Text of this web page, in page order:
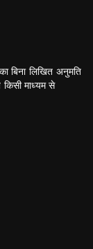
बिना लिखित अनुमति
माध्यम से